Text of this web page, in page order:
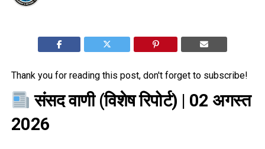
Thank you for reading this post, don't forget to subscribe!
संसद वाणी (विशेष रिपोर्ट) | 02 अगस्त
2026